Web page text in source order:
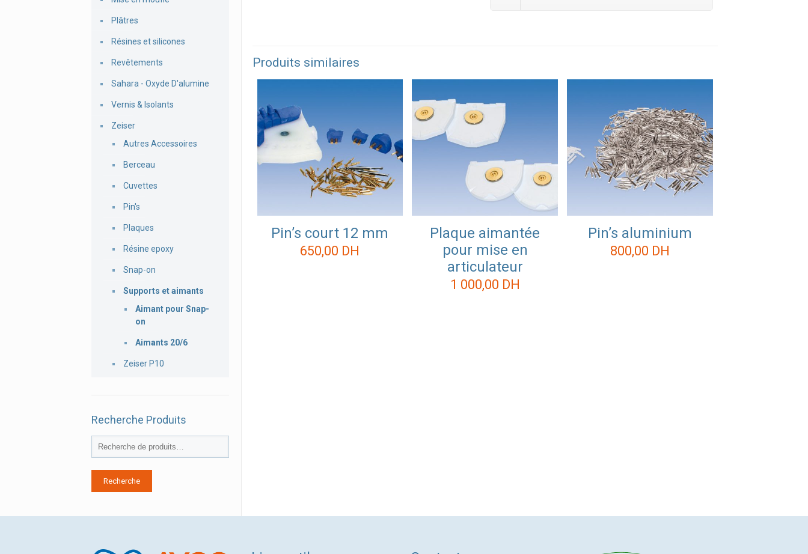
Produits similaires
Pin’s court 12 mm
650,00 DH
Plaque aimantée
pour mise en
articulateur
1 000,00 DH
Pin’s aluminium
800,00 DH
Plâtres
Résines et silicones
Revêtements
Sahara - Oxyde D'alumine
Vernis & Isolants
Zeiser
Autres Accessoires
Berceau
Cuvettes
Pin's
Plaques
Résine epoxy
Snap-on
Supports et aimants
Aimant pour Snap-
on
Aimants 20/6
Zeiser P10
Recherche Produits
Recherche